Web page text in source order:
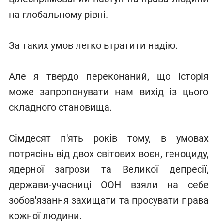
на глобальному рівні.
За таких умов легко втратити надію.
Але я твердо переконаний, що історія
може запропонувати нам вихід із цього
складного становища.
Сімдесят п'ять років тому, в умовах
потрясінь від двох світових воєн, геноциду,
ядерної загрози та Великої депресії,
держави-учасниці ООН взяли на себе
зобов'язання захищати та просувати права
кожної людини.